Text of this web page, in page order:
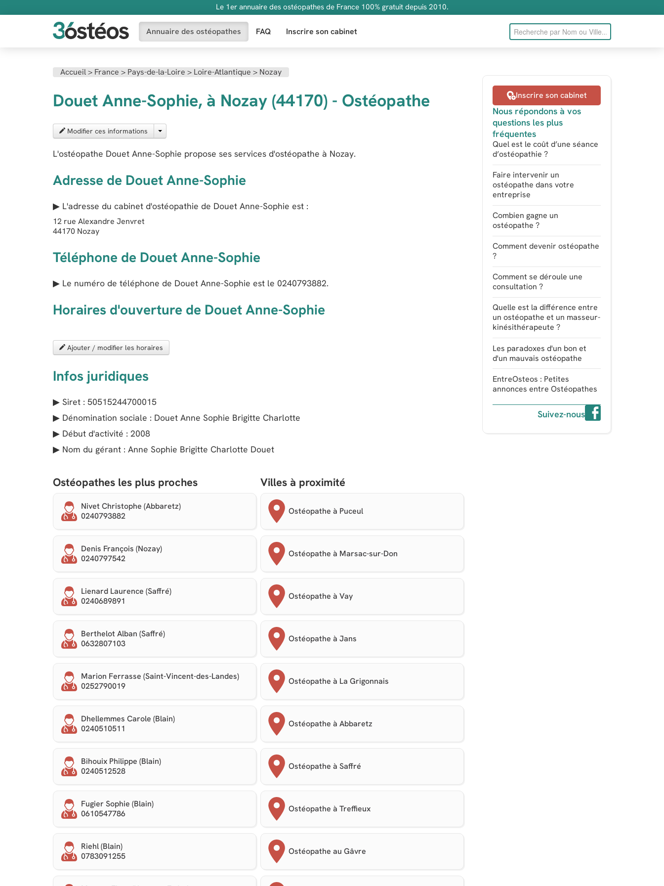
Le 1er annuaire des ostéopathes de France 100% gratuit depuis 2010.
Annuaire des ostéopathes FAQ Inscrire son cabinet
Accueil> France > Pays-de-la-Loire > Loire-Atlantique > Nozay
Douet Anne-Sophie, à Nozay (44170) - Ostéopathe
Modifier ces informations
L'ostéopathe Douet Anne-Sophie propose ses services d'ostéopathe à Nozay.
Adresse de Douet Anne-Sophie
▶ L'adresse du cabinet d'ostéopathie de Douet Anne-Sophie est :
12 rue Alexandre Jenvret
44170 Nozay
Téléphone de Douet Anne-Sophie
▶ Le numéro de téléphone de Douet Anne-Sophie est le 0240793882.
Horaires d'ouverture de Douet Anne-Sophie
Ajouter / modifier les horaires
Infos juridiques
▶ Siret : 50515244700015
▶ Dénomination sociale : Douet Anne Sophie Brigitte Charlotte
▶ Début d'activité : 2008
▶ Nom du gérant : Anne Sophie Brigitte Charlotte Douet
Ostéopathes les plus proches
Nivet Christophe (Abbaretz)
0240793882
Denis François (Nozay)
0240797542
Lienard Laurence (Saffré)
0240689891
Berthelot Alban (Saffré)
0632807103
Marion Ferrasse (Saint-Vincent-des-Landes)
0252790019
Dhellemmes Carole (Blain)
0240510511
Bihouix Philippe (Blain)
0240512528
Fugier Sophie (Blain)
0610547786
Riehl (Blain)
0783091255
Villes à proximité
Ostéopathe à Puceul
Ostéopathe à Marsac-sur-Don
Ostéopathe à Vay
Ostéopathe à Jans
Ostéopathe à La Grigonnais
Ostéopathe à Abbaretz
Ostéopathe à Saffré
Ostéopathe à Treffieux
Ostéopathe au Gâvre
Inscrire son cabinet
Nous répondons à vos
questions les plus
fréquentes
Quel est le coût d’une séance
d’ostéopathie ?
Faire intervenir un
ostéopathe dans votre
entreprise
Combien gagne un
ostéopathe ?
Comment devenir ostéopathe
?
Comment se déroule une
consultation ?
Quelle est la différence entre
un ostéopathe et un masseur-
kinésithérapeute ?
Les paradoxes d'un bon et
d'un mauvais ostéopathe
EntreOsteos : Petites
annonces entre Ostéopathes
Suivez-nous